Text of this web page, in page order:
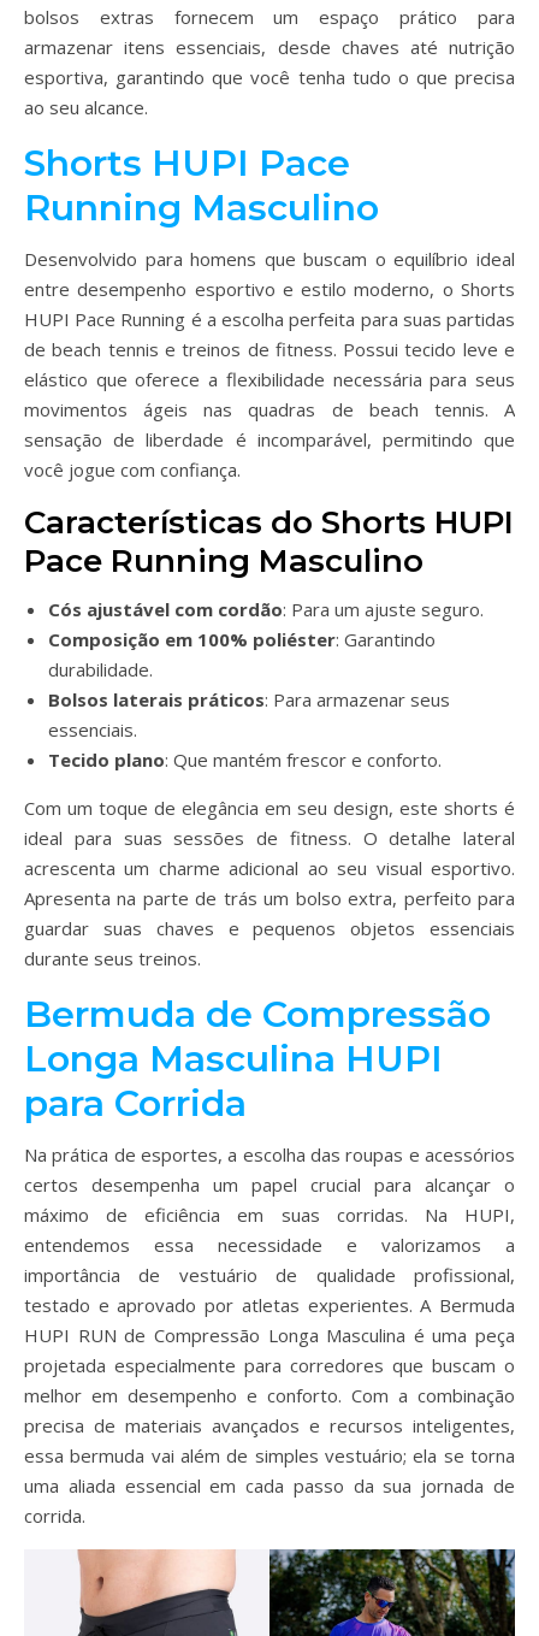
bolsos extras fornecem um espaço prático para
armazenar itens essenciais, desde chaves até nutrição
esportiva, garantindo que você tenha tudo o que precisa
ao seu alcance.
Shorts HUPI Pace
Running Masculino
Desenvolvido para homens que buscam o equilíbrio ideal
entre desempenho esportivo e estilo moderno, o Shorts
HUPI Pace Running é a escolha perfeita para suas partidas
de beach tennis e treinos de fitness. Possui tecido leve e
elástico que oferece a flexibilidade necessária para seus
movimentos ágeis nas quadras de beach tennis. A
sensação de liberdade é incomparável, permitindo que
você jogue com confiança.
Características do Shorts HUPI
Pace Running Masculino
Cós ajustável com cordão: Para um ajuste seguro.
Composição em 100% poliéster: Garantindo
durabilidade.
Bolsos laterais práticos: Para armazenar seus
essenciais.
Tecido plano: Que mantém frescor e conforto.
Com um toque de elegância em seu design, este shorts é
ideal para suas sessões de fitness. O detalhe lateral
acrescenta um charme adicional ao seu visual esportivo.
Apresenta na parte de trás um bolso extra, perfeito para
guardar suas chaves e pequenos objetos essenciais
durante seus treinos.
Bermuda de Compressão
Longa Masculina HUPI
para Corrida
Na prática de esportes, a escolha das roupas e acessórios
certos desempenha um papel crucial para alcançar o
máximo de eficiência em suas corridas. Na HUPI,
entendemos essa necessidade e valorizamos a
importância de vestuário de qualidade profissional,
testado e aprovado por atletas experientes. A Bermuda
HUPI RUN de Compressão Longa Masculina é uma peça
projetada especialmente para corredores que buscam o
melhor em desempenho e conforto. Com a combinação
precisa de materiais avançados e recursos inteligentes,
essa bermuda vai além de simples vestuário; ela se torna
uma aliada essencial em cada passo da sua jornada de
corrida.